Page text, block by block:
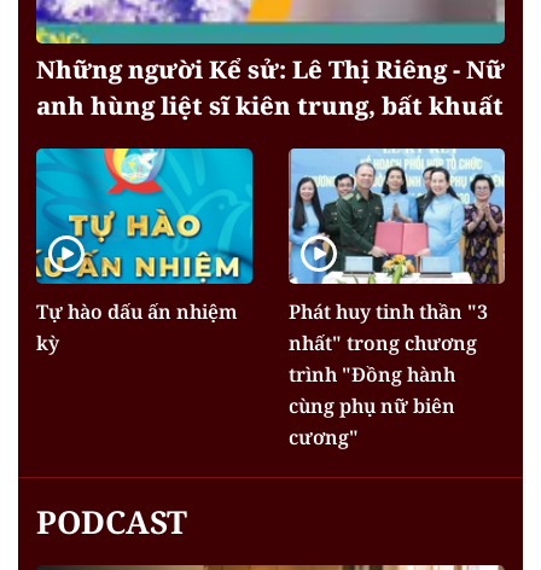
Những người Kể sử: Lê Thị Riêng - Nữ
anh hùng liệt sĩ kiên trung, bất khuất
Tự hào dấu ấn nhiệm
kỳ
Phát huy tinh thần "3
nhất" trong chương
trình "Đồng hành
cùng phụ nữ biên
cương"
PODCAST